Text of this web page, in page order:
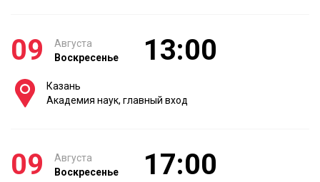
09
Августа
Воскресенье
13:00
Казань
Академия наук, главный вход
09
Августа
Воскресенье
17:00